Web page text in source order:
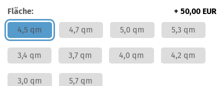
Fläche:
+ 50,00 EUR
4,5 qm
4,7 qm 5,0 qm 5,3 qm
3,4 qm 3,7 qm 4,0 qm 4,2 qm
3,0 qm 5,7 qm